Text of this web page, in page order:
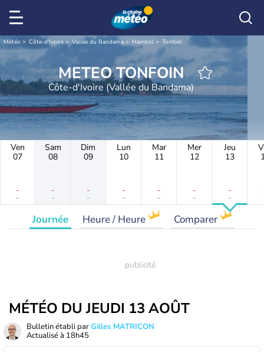
Météo Côte-d'Ivoire Vallée du Bandama Hambol Tonfoin
METEO TONFOIN
Côte-d'Ivoire (Vallée du Bandama)
Ven
07
-
-
Sam
08
-
-
Dim
09
-
-
Lun
10
-
-
Mar
11
-
-
Mer
12
-
-
Jeu
13
-
-
Journée Heure / Heure Comparer
MÉTÉO DU JEUDI 13 AOÛT
Bulletin établi parGilles MATRICON
Actualisé à 18h45